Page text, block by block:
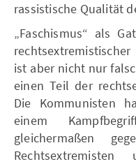
rassistische Qualität
„Faschismus“ als
ist aber nicht nur
einen Teil der
Die Kommunisten
einem
gleichermaßen